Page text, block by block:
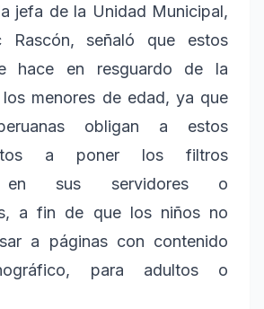
jefa de la Unidad Municipal,
Rascón, señaló que estos
hace en resguardo de la
menores de edad, ya que
obligan a estos
a poner los filtros
en sus servidores o
a fin de que los niños no
a páginas con contenido
para adultos o